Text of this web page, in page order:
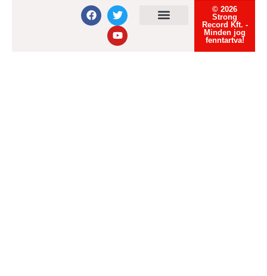
© 2026
Strong
Record Kft. -
Minden jog
fenntartva!